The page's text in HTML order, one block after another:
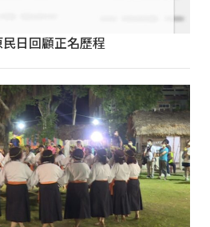
日回顧正名歷程